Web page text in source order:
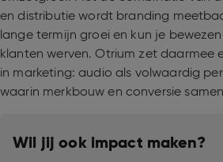
en distributie wordt branding
lange termijn groei en kun je
klanten werven. Otrium zet daarmee
in marketing: audio als volwaardig
waarin merkbouw en conversie
Wil jij ook impact maken?